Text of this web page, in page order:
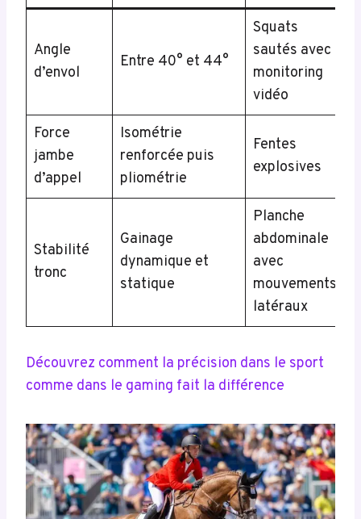
Angle
d’envol
Entre 40° et 44°
Squats
sautés avec
monitoring
vidéo
Force
jambe
d’appel
Isométrie
renforcée puis
pliométrie
Fentes
explosives
Stabilité
tronc
Gainage
dynamique et
statique
Planche
abdominale
avec
mouvements
latéraux
Découvrez comment la précision dans le sport
comme dans le gaming fait la différence